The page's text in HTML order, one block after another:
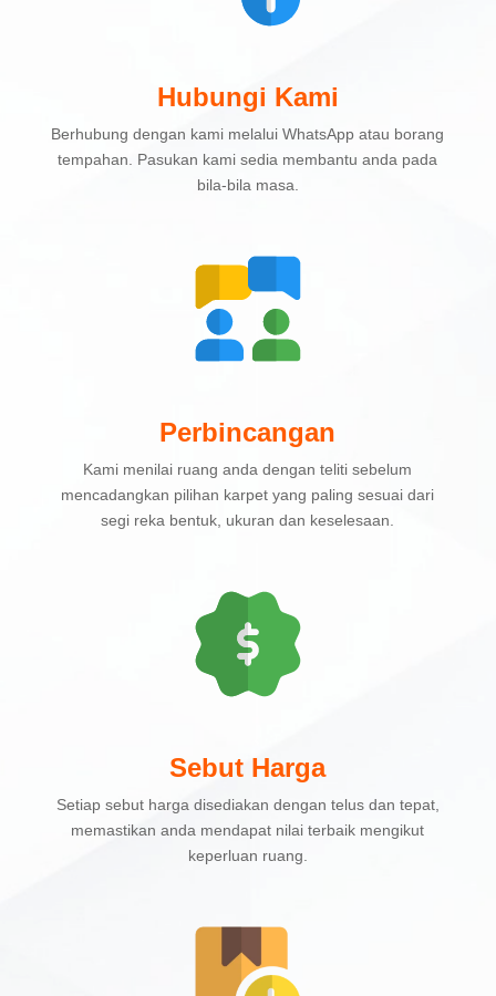
Hubungi Kami
Berhubung dengan kami melalui WhatsApp atau borang
tempahan. Pasukan kami sedia membantu anda pada
bila-bila masa.
Perbincangan
Kami menilai ruang anda dengan teliti sebelum
mencadangkan pilihan karpet yang paling sesuai dari
segi reka bentuk, ukuran dan keselesaan.
Sebut Harga
Setiap sebut harga disediakan dengan telus dan tepat,
memastikan anda mendapat nilai terbaik mengikut
keperluan ruang.